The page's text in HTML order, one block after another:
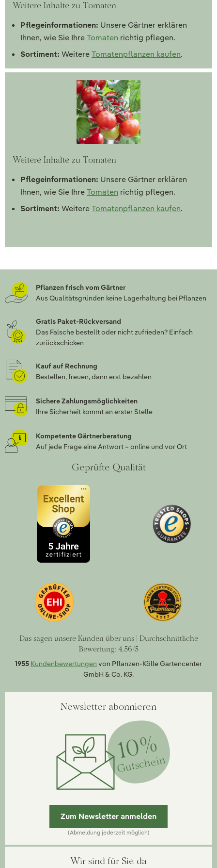
Weitere Inhalte zu Tomaten
Pflegeinformationen: Unsere Gärtner erklären
Ihnen, wie Sie IhreTomaten richtig pflegen.
Sortiment: WeitereTomatenpflanzen kaufen.
Weitere Inhalte zu Tomaten
Pflegeinformationen: Unsere Gärtner erklären
Ihnen, wie Sie IhreTomaten richtig pflegen.
Sortiment: WeitereTomatenpflanzen kaufen.
Pflanzen frisch vom Gärtner
Aus Qualitätsgründen keine Lagerhaltung bei Pflanzen
Gratis Paket-Rückversand
Das Falsche bestellt oder nicht zufrieden? Einfach
zurückschicken
Kauf auf Rechnung
Bestellen, freuen, dann erst bezahlen
Sichere Zahlungsmöglichkeiten
Ihre Sicherheit kommt an erster Stelle
Kompetente Gärtnerberatung
Auf jede Frage eine Antwort – online und vor Ort
Geprüfte Qualität
Das sagen unsere Kunden über uns | Durchschnittliche
Bewertung: 4.56/5
1955 Kundenbewertungen von Pflanzen-Kölle Gartencenter
GmbH & Co. KG.
Newsletter abonnieren
10%
Gutschein
Zum Newsletter anmelden
(Abmeldung jederzeit möglich)
Wir sind für Sie da